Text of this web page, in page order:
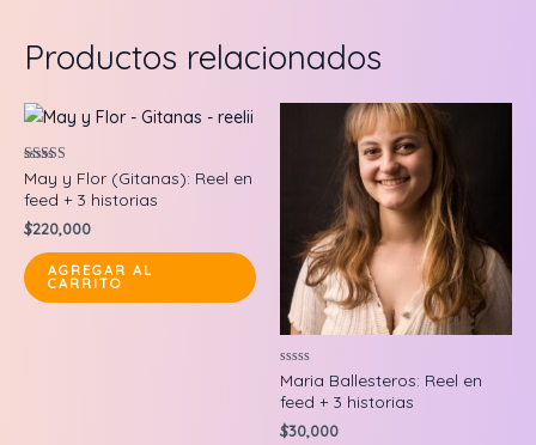
Productos relacionados
Valorado en
5.00
de 5
May y Flor (Gitanas): Reel en
feed + 3 historias
$220,000
AGREGAR AL
CARRITO
Valorado
en
0
de
5
Maria Ballesteros: Reel en
feed + 3 historias
$30,000